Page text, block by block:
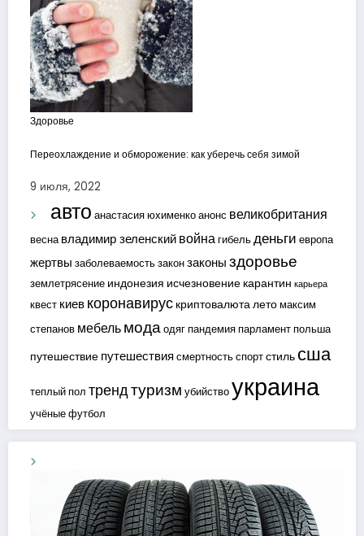
Здоровье
Переохлаждение и обморожение: как уберечь себя зимой
9 июля, 2022
авто анастасия юхименкоанонс великобритания
весна владимир зеленскийвойнагибельденьги европа
жертвы заболеваемостьзаконзаконыздоровье
землетрясение индонезия исчезновение карантин карьера
квест киевкоронавирус криптовалюталетомаксим
степанов мебельмодаодягпандемияпарламентпольша
путешествие путешествия смертностьспортстиль сша
теплый пол трендтуризм убийствоукраина
учёныефутбол